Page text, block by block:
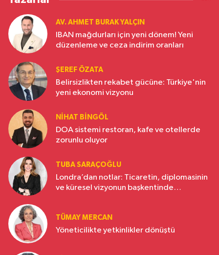
AV. AHMET BURAK YALÇIN
IBAN mağdurları için yeni dönem! Yeni
düzenleme ve ceza indirim oranları
ŞEREF ÖZATA
Belirsizlikten rekabet gücüne: Türkiye'nin
yeni ekonomi vizyonu
NIHAT BINGÖL
DOA sistemi restoran, kafe ve otellerde
zorunlu oluyor
TUBA SARAÇOĞLU
Londra’dan notlar: Ticaretin, diplomasinin
ve küresel vizyonun başkentinde
TÜMAY MERCAN
Yöneticilikte yetkinlikler dönüştü